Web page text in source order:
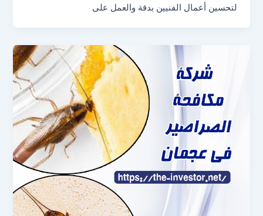
لتحسين أعمال الفنيين بدقة والعمل على